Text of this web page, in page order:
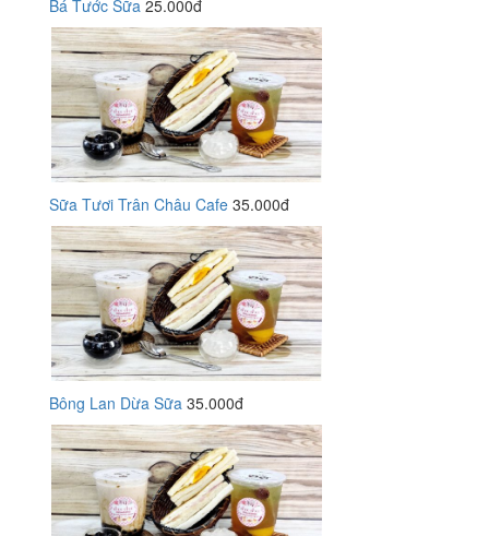
Bá Tước Sữa 25.000đ
Sữa Tươi Trân Châu Cafe 35.000đ
Bông Lan Dừa Sữa 35.000đ